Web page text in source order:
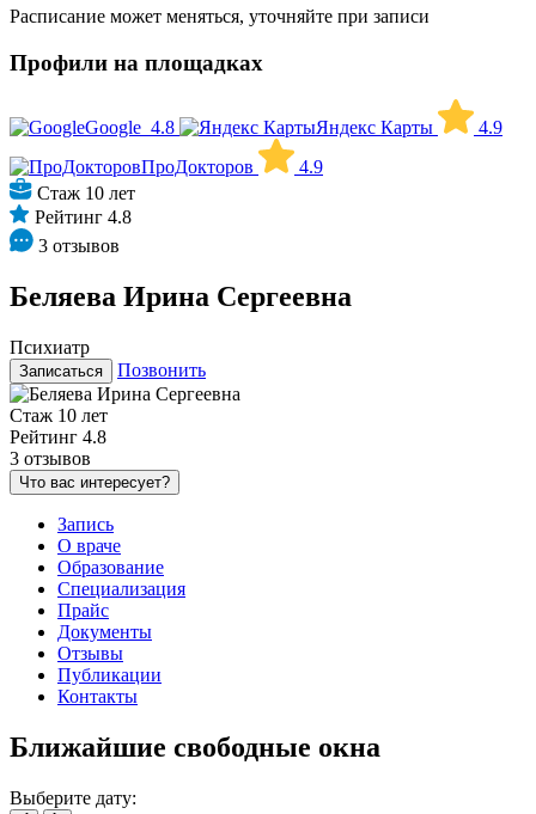
Расписание может меняться, уточняйте при записи
Профили на площадках
Google 4.8 Яндекс Карты
4.9
ПроДокторов
4.9
Стаж 10 лет
Рейтинг 4.8
3 отзывов
Беляева Ирина Сергеевна
Психиатр
Записаться Позвонить
Стаж 10 лет
Рейтинг 4.8
3 отзывов
Что вас интересует?
Запись
О враче
Образование
Специализация
Прайс
Документы
Отзывы
Публикации
Контакты
Ближайшие свободные окна
Выберите дату: